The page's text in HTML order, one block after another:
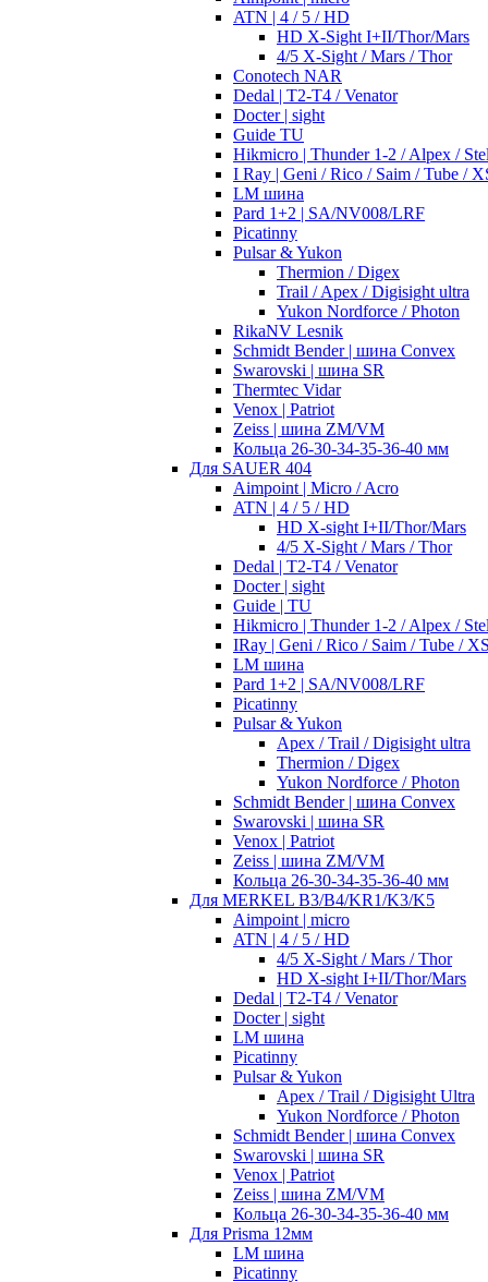
ATN | 4 / 5 / HD
HD X-Sight I+II/Thor/Mars
4/5 X-Sight / Mars / Thor
Conotech NAR
Dedal | T2-T4 / Venator
Docter | sight
Guide TU
Hikmicro | Thunder 1-2 / Alpex /
I Ray | Geni / Rico / Saim / Tube /
LM шина
Pard 1+2 | SA/NV008/LRF
Picatinny
Pulsar & Yukon
Thermion / Digex
Trail / Apex / Digisight ultra
Yukon Nordforce / Photon
RikaNV Lesnik
Schmidt Bender | шина Convex
Swarovski | шина SR
Thermtec Vidar
Venox | Patriot
Zeiss | шина ZM/VM
Кольца 26-30-34-35-36-40 мм
Для SAUER 404
Aimpoint | Micro / Acro
ATN | 4 / 5 / HD
HD X-sight I+II/Thor/Mars
4/5 X-Sight / Mars / Thor
Dedal | T2-T4 / Venator
Docter | sight
Guide | TU
Hikmicro | Thunder 1-2 / Alpex /
IRay | Geni / Rico / Saim / Tube /
LM шина
Pard 1+2 | SA/NV008/LRF
Picatinny
Pulsar & Yukon
Apex / Trail / Digisight ultra
Thermion / Digex
Yukon Nordforce / Photon
Schmidt Bender | шина Convex
Swarovski | шина SR
Venox | Patriot
Zeiss | шина ZM/VM
Кольца 26-30-34-35-36-40 мм
Для MERKEL B3/B4/KR1/K3/K5
Aimpoint | micro
ATN | 4 / 5 / HD
4/5 X-Sight / Mars / Thor
HD X-sight I+II/Thor/Mars
Dedal | T2-T4 / Venator
Docter | sight
LM шина
Picatinny
Pulsar & Yukon
Apex / Trail / Digisight Ultra
Yukon Nordforce / Photon
Schmidt Bender | шина Convex
Swarovski | шина SR
Venox | Patriot
Zeiss | шина ZM/VM
Кольца 26-30-34-35-36-40 мм
Для Prisma 12мм
LM шина
Picatinny